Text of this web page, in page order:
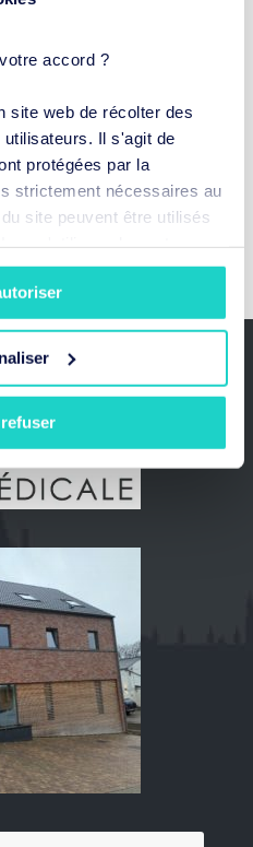
accord ?
site web de récolter des
Il s'agit de
protégées par la
strictement nécessaires au
site peuvent être utilisés
accord. Vous pouvez à
ou en modifier
?